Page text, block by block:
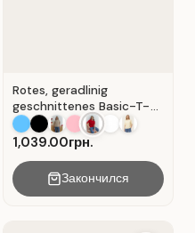
Rotes, geradlinig
geschnittenes Basic-T-
Shirt aus Baumwolle . Rot
.1,039.00грн.
Закончился